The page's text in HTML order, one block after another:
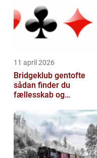
faciliteter
11 april 2026
Bridgeklub gentofte
sådan finder du
fællesskab og